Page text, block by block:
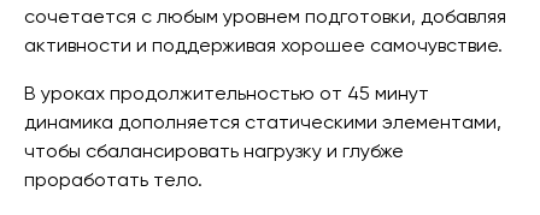
сочетается с любым уровнем подготовки, добавляя
активности и поддерживая хорошее самочувствие.
В уроках продолжительностью от 45 минут
динамика дополняется статическими элементами,
чтобы сбалансировать нагрузку и глубже
проработать тело.